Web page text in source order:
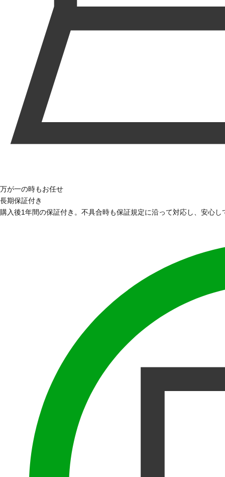
万が一の時もお任せ
長期保証付き
購入後1年間の保証付き。不具合時も保証規定に沿って対応し、安心